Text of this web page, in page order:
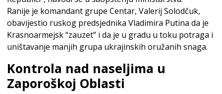
Ranije je komandant grupe Centar, Valerij Solodčuk,
obavijestio ruskog predsjednika Vladimira Putina da je
Krasnoarmejsk “zauzet” i da je u gradu u toku potraga i
uništavanje manjih grupa ukrajinskih oružanih snaga.
Kontrola nad naseljima u
Zaporoškoj Oblasti